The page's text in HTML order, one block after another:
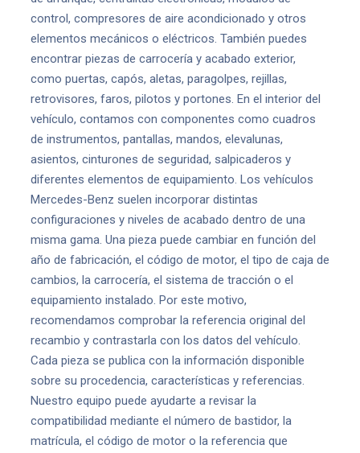
control, compresores de aire acondicionado y otros
elementos mecánicos o eléctricos. También puedes
encontrar piezas de carrocería y acabado exterior,
como puertas, capós, aletas, paragolpes, rejillas,
retrovisores, faros, pilotos y portones. En el interior del
vehículo, contamos con componentes como cuadros
de instrumentos, pantallas, mandos, elevalunas,
asientos, cinturones de seguridad, salpicaderos y
diferentes elementos de equipamiento. Los vehículos
Mercedes-Benz suelen incorporar distintas
configuraciones y niveles de acabado dentro de una
misma gama. Una pieza puede cambiar en función del
año de fabricación, el código de motor, el tipo de caja de
cambios, la carrocería, el sistema de tracción o el
equipamiento instalado. Por este motivo,
recomendamos comprobar la referencia original del
recambio y contrastarla con los datos del vehículo.
Cada pieza se publica con la información disponible
sobre su procedencia, características y referencias.
Nuestro equipo puede ayudarte a revisar la
compatibilidad mediante el número de bastidor, la
matrícula, el código de motor o la referencia que